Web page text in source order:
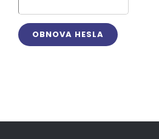
OBNOVA HESLA